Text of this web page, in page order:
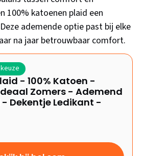
100% katoenen plaid een
ademende optie past bij elke
na jaar betrouwbaar comfort.
- 100% Katoen -
Zomers - Ademend
- Dekentje Ledikant -